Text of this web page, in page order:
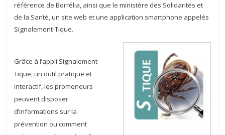
référence de Borrélia, ainsi que le ministère des Solidarités et
de la Santé, un site web et une application smartphone appelés
Signalement-Tique.
Grâce à l’appli Signalement-
Tique, un outil pratique et
interactif, les promeneurs
peuvent disposer
d’informations sur la
prévention ou comment